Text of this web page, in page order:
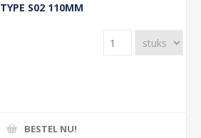
TYPE S02 110MM
BESTEL NU!